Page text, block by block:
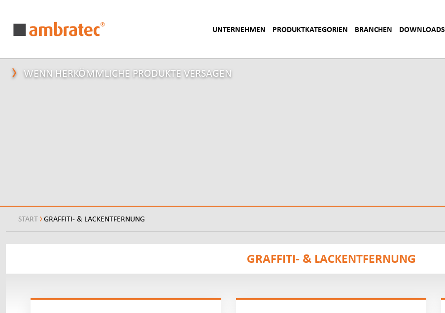
UNTERNEHMEN PRODUKTKATEGORIEN BRANCHEN DOWNLOADS
WENN HERKÖMMLICHE PRODUKTE VERSAGEN
START GRAFFITI- & LACKENTFERNUNG
GRAFFITI- & LACKENTFERNUNG